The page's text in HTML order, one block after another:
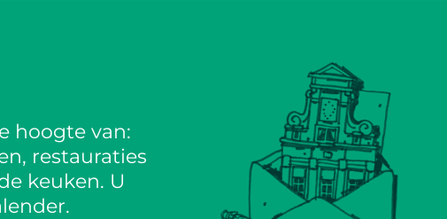
hoogte van:
restauraties
keuken. U